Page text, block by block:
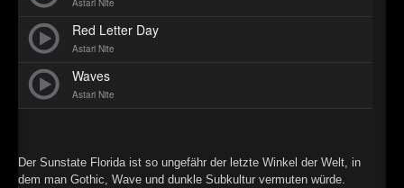
►
►
Astari Nite
Red Letter Day
Astari Nite
Waves
Astari Nite
Der Sunstate Florida ist so ungefähr der letzte Winkel der Welt, in
dem man Gothic, Wave und dunkle Subkultur vermuten würde.